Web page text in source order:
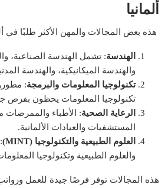
ألمانيا
هذه بعض المجالات والمهن الأكثر طلبًا في
الهندسة: تشمل الهندسة الصناعية،
والهندسة الميكانيكية، والهندسة
تكنولوجيا المعلومات والبرمجة:
تكنولوجيا المعلومات يحظون بفرص
الرعاية الصحية: الأطباء
المستشفيات والعيادات الألمانية.
العلوم الطبيعية والتكنولوجيا (MINT)
والعلوم الطبيعية وتكنولوجيا
هذه المجالات توفر فرصًا جيدة للعمل